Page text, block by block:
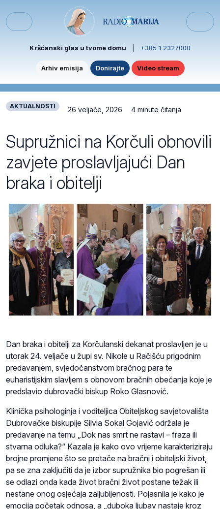
Menu
Kršćanski glas u tvome domu +385 1 2327000
Arhiv emisija Donirajte Video stream
AKTUALNOSTI 26 veljače, 2026 4 minute čitanja
Supružnici na Korčuli obnovili
zavjete proslavljajući Dan
braka i obitelji
Dan braka i obitelji za Korčulanski dekanat proslavljen je u
utorak 24. veljače u župi sv. Nikole u Račišću prigodnim
predavanjem, svjedočanstvom bračnog para te
euharistijskim slavljem s obnovom bračnih obećanja koje je
predslavio dubrovački biskup Roko Glasnović.
Klinička psihologinja i voditeljica Obiteljskog savjetovališta
Dubrovačke biskupije Silvia Sokal Gojavić održala je
predavanje na temu „Dok nas smrt ne rastavi – fraza ili
stvarna odluka?“ Kazala je kako ovo vrijeme karakteriziraju
brojne promjene što se pretače na bračni i obiteljski život,
pa se zna zaključiti da je izbor supružnika bio pogrešan ili
se odlazi onda kada život bračni život postane težak ili
nestane onog osjećaja zaljubljenosti. Pojasnila je kako je
emocija početak odnosa, a „duboka ljubav nastaje kroz